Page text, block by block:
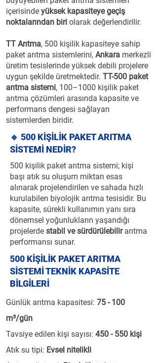
içerisinde yüksek kapasiteye geçiş
noktalarından biri olarak değerlendirilir.
TT Arıtma, 500 kişilik kapasiteye sahip
paket arıtma sistemlerini, Ankara merkezli
üretim tesislerinde yüksek debili projelere
uygun şekilde üretmektedir. TT-500 paket
arıtma sistemi, 100–1000 kişilik paket
arıtma çözümleri arasında kapasite ve
performans dengesi sağlayan
sistemlerden biridir.
🔹 500 KİŞİLİK PAKET ARITMA
SİSTEMİ NEDİR?
500 kişilik paket arıtma sistemi; kişi
başı atık su oluşum miktarı esas
alınarak projelendirilen ve sahada hızlı
kurulabilen biyolojik arıtma tesisidir. Bu
kapasite, sürekli kullanımın yanı sıra
dönemsel yoğunlukların yaşandığı
projelerde stabil ve sürdürülebilir arıtma
performansı sunar.
500 KİŞİLİK PAKET ARITMA
SİSTEMİ TEKNİK KAPASİTE
BİLGİLERİ
Günlük arıtma kapasitesi: 75 - 100
m³/gün
Tavsiye edilen kişi sayısı: 450 - 550 kişi
Atık su tipi: Evsel nitelikli